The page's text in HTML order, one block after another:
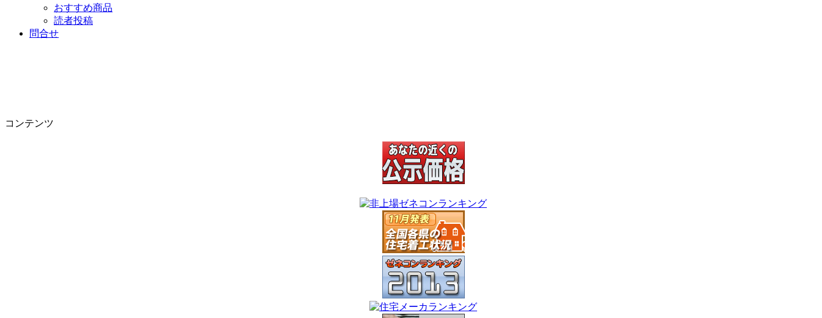
おすすめ商品
読者投稿
問合せ
コンテンツ